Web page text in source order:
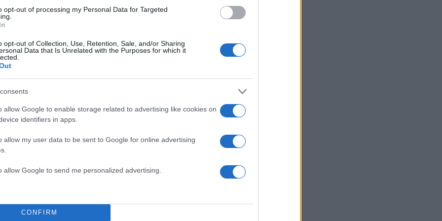
opt-out of processing my Personal Data for Targeted
opt-out of Collection, Use, Retention, Sale, and/or Sharing
Data that Is Unrelated with the Purposes for which it
allow Google to enable storage related to advertising like cookies on
identifiers in apps.
allow my user data to be sent to Google for online advertising
allow Google to send me personalized advertising.
CONFIRM
οδηγίες της